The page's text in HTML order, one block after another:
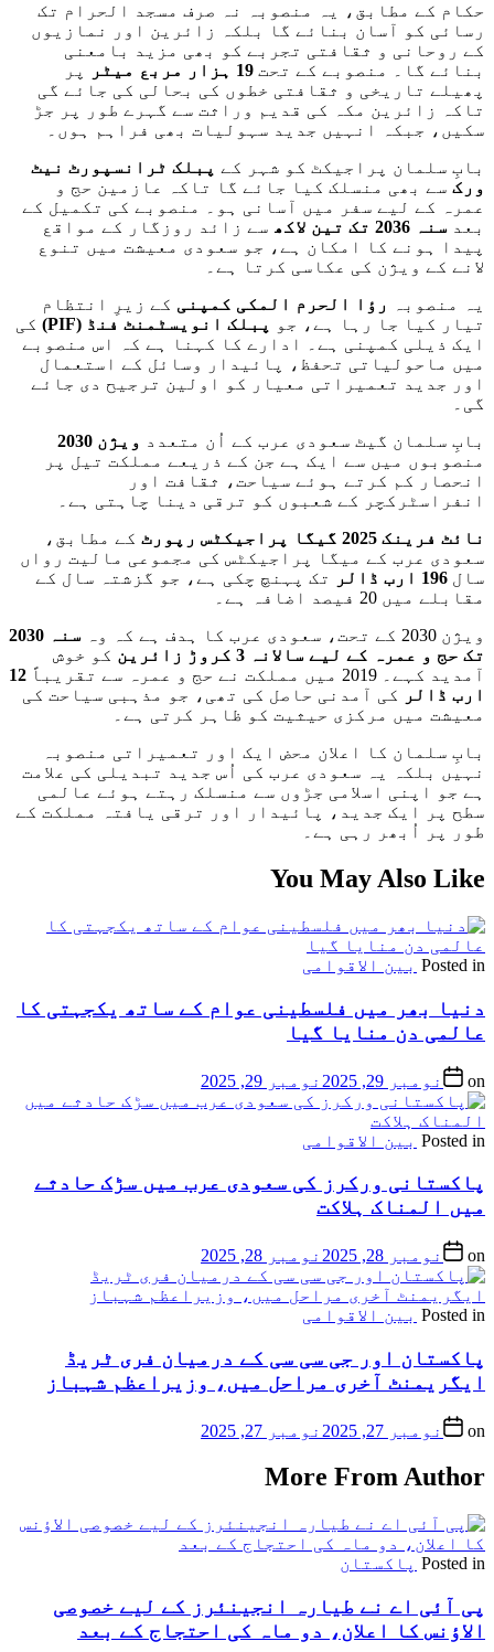
حکام کے مطابق، یہ منصوبہ نہ صرف مسجد الحرام تک
رسائی کو آسان بنائے گا بلکہ زائرین اور نمازیوں
کے روحانی و ثقافتی تجربے کو بھی مزید بامعنی
بنائے گا۔ منصوبے کے تحت 19 ہزار مربع میٹر
پر
پھیلے تاریخی و ثقافتی خطوں کی بحالی کی جائے گی
تاکہ زائرین مکہ کی قدیم وراثت سے گہرے طور پر جڑ
سکیں، جبکہ انہیں جدید سہولیات بھی فراہم ہوں۔
بابِ سلمان پراجیکٹ کو شہر کے پبلک ٹرانسپورٹ نیٹ
ورک سے بھی منسلک کیا جائے گا تاکہ عازمین حج و
عمرہ کے لیے سفر میں آسانی ہو۔ منصوبے کی تکمیل کے
بعد سنہ 2036 تک تین لاکھ
سے زائد روزگار کے مواقع
پیدا ہونے کا امکان ہے، جو سعودی معیشت میں تنوع
لانے کے ویژن کی عکاسی کرتا ہے۔
یہ منصوبہ
رؤا الحرم المکی کمپنی کے زیرِ انتظام
تیار کیا جا رہا ہے، جو
پبلک انویسٹمنٹ فنڈ (PIF)
کی
ایک ذیلی کمپنی ہے۔ ادارے کا کہنا ہے کہ اس منصوبے
میں ماحولیاتی تحفظ، پائیدار وسائل کے استعمال
اور جدید تعمیراتی معیار کو اولین ترجیح دی جائے
گی۔
بابِ سلمان گیٹ سعودی عرب کے اُن متعدد ویژن 2030
منصوبوں میں سے ایک ہے جن کے ذریعے مملکت تیل پر
انحصار کم کرتے ہوئے سیاحت، ثقافت اور
انفراسٹرکچر کے شعبوں کو ترقی دینا چاہتی ہے۔
نائٹ فرینک 2025 گیگا پراجیکٹس رپورٹ
کے مطابق،
سعودی عرب کے میگا پراجیکٹس کی مجموعی مالیت رواں
سال 196 ارب ڈالر
تک پہنچ چکی ہے، جو گزشتہ سال کے
مقابلے میں 20 فیصد اضافہ ہے۔
ویژن 2030 کے تحت، سعودی عرب کا ہدف ہے کہ وہ
سنہ 2030
تک حج و عمرہ کے لیے سالانہ 3 کروڑ زائرین
کو خوش
آمدید کہے۔ 2019 میں مملکت نے حج و عمرہ سے تقریباً
12
ارب ڈالر
کی آمدنی حاصل کی تھی، جو مذہبی سیاحت کی
معیشت میں مرکزی حیثیت کو ظاہر کرتی ہے۔
بابِ سلمان کا اعلان محض ایک اور تعمیراتی منصوبہ
نہیں بلکہ یہ سعودی عرب کی اُس جدید تبدیلی کی علامت
ہے جو اپنی اسلامی جڑوں سے منسلک رہتے ہوئے عالمی
سطح پر ایک جدید، پائیدار اور ترقی یافتہ مملکت کے
طور پر اُبھر رہی ہے۔
You May Also Like
Posted in بین الاقوامی
دنیا بھر میں فلسطینی عوام کے ساتھ یکجہتی کا
عالمی دن منایا گیا
on نومبر 29, 2025 نومبر 29, 2025
Posted in بین الاقوامی
پاکستانی ورکرز کی سعودی عرب میں سڑک حادثے
میں المناک ہلاکت
on نومبر 28, 2025 نومبر 28, 2025
Posted in بین الاقوامی
پاکستان اور جی سی سی کے درمیان فری ٹریڈ
ایگریمنٹ آخری مراحل میں، وزیراعظم شہباز
on نومبر 27, 2025 نومبر 27, 2025
More From Author
Posted in پاکستان
پی آئی اے نے طیارہ انجینئرز کے لیے خصوصی
الاؤنس کا اعلان، دو ماہ کی احتجاج کے بعد